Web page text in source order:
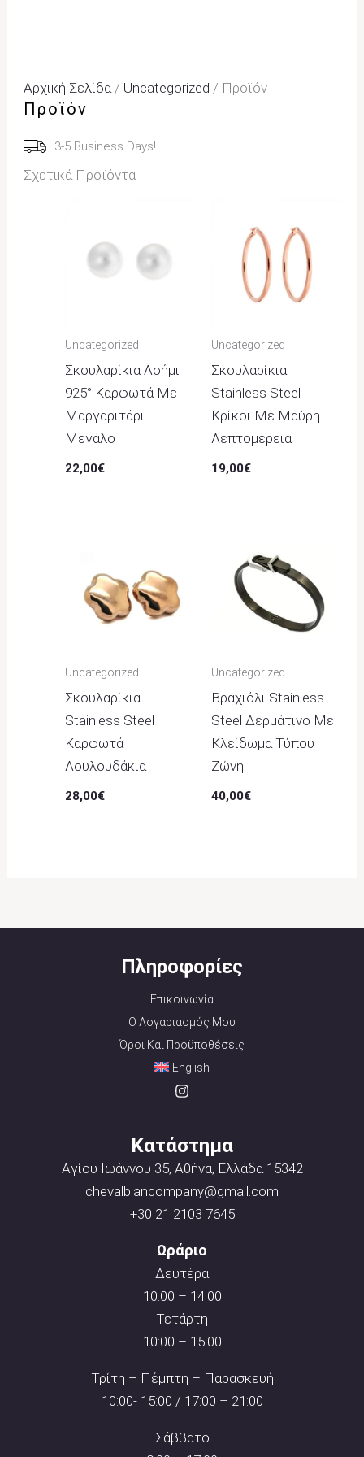
Αρχική Σελίδα / Uncategorized / Προϊόν
Προϊόν
3-5 Business Days!
Σχετικά Προϊόντα
Uncategorized
Σκουλαρίκια Ασήμι
925° Καρφωτά Με
Μαργαριτάρι
Μεγάλο
22,00€
Uncategorized
Σκουλαρίκια
Stainless Steel
Κρίκοι Με Μαύρη
Λεπτομέρεια
19,00€
Uncategorized
Σκουλαρίκια
Stainless Steel
Καρφωτά
Λουλουδάκια
28,00€
Uncategorized
Βραχιόλι Stainless
Steel Δερμάτινο Με
Κλείδωμα Τύπου
Ζώνη
40,00€
Πληροφορίες
Επικοινωνία
Ο Λογαριασμός Μου
Όροι Και Προϋποθέσεις
English
Κατάστημα
Αγίου Ιωάννου 35, Αθήνα, Ελλάδα 15342
chevalblancompany@gmail.com
+30 21 2103 7645
Ωράριο
Δευτέρα
10:00 – 14:00
Τετάρτη
10:00 – 15:00
Τρίτη – Πέμπτη – Παρασκευή
10:00- 15:00 / 17:00 – 21:00
Σάββατο